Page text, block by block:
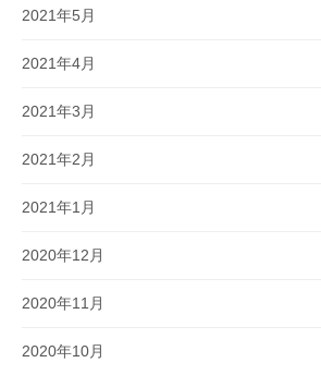
2021年5月
2021年4月
2021年3月
2021年2月
2021年1月
2020年12月
2020年11月
2020年10月